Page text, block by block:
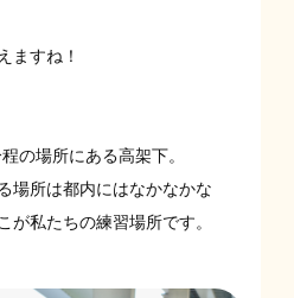
ますね！
の場所にある高架下。
場所は都内にはなかなかな
が私たちの練習場所です。